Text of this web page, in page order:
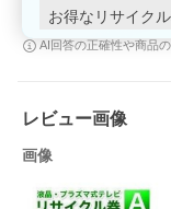
お得なリサイク
AI回答の正確性や商品
レビュー画像
画像